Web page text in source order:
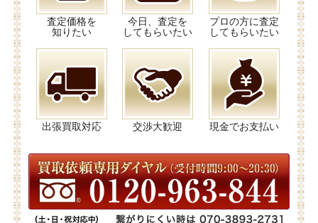
査定価格を
知りたい
今日、査定を
してもらいたい
プロの方に査定
してもらいたい
出張買取対応 交渉大歓迎 現金でお支払い